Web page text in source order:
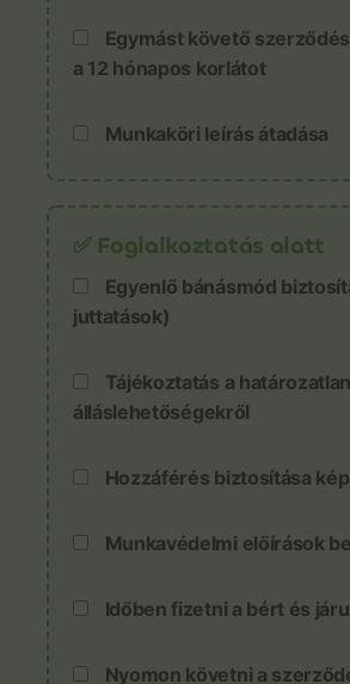
Egymást követő
a 12 hónapos korlátot
Munkaköri leírás átadása
✅ Foglalkoztatás alatt
Egyenlő bánásmód
juttatások)
Tájékoztatás a
álláslehetőségekről
Hozzáférés biztosítása
Munkavédelmi előírások
Időben fizetni a bért és
Nyomon követni a